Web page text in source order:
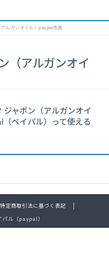
ルガンオイル）paypal失敗
（アルガンオイ
ジャポン（アルガンオイ
ペイパル）って使える
特定商取引法に基づく表記
ル（paypal）